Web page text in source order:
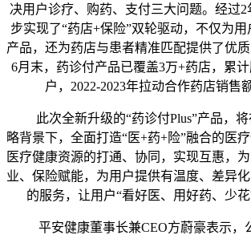
决用户诊疗、购药、支付三大问题。经过
步实现了“药店+保险”双轮驱动，不仅为
产品，还为药店与患者精准匹配提供了优
6月末，药诊付产品已覆盖3万+药店，累计
户，2022-2023年拉动合作药店销售
此次全新升级的“药诊付Plus”产品，将
略背景下，全面打造“医+药+险”融合的医
医疗健康资源的打通、协同，实现互惠，
业、保险赋能，为用户提供有温度、差异
的服务，让用户“看好医、用好药、少花
平安健康董事长兼CEO方蔚豪表示，